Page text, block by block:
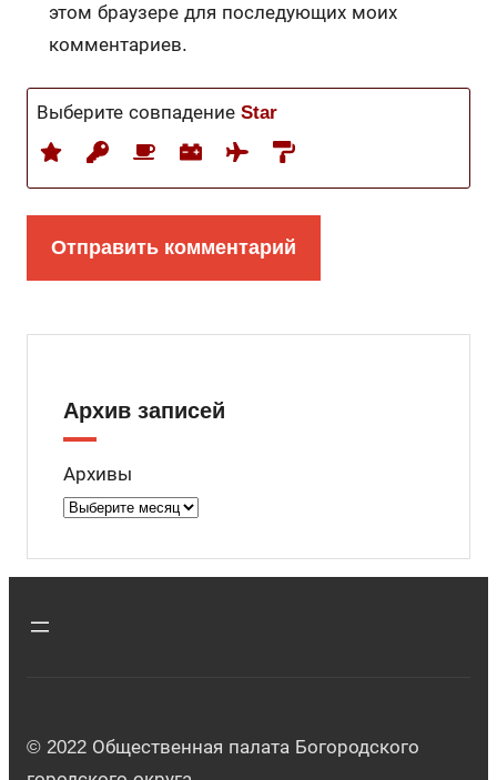
этом браузере для последующих моих
комментариев.
Выберите совпадение Star
Архив записей
Архивы
© 2022 Общественная палата Богородского